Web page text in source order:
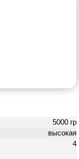
5000 гр
высокая
4